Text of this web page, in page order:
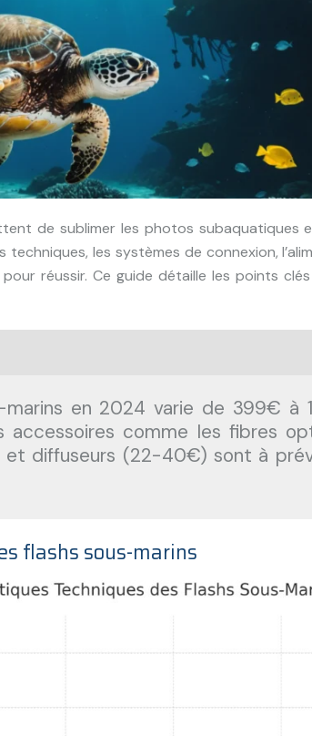
les systèmes de connexion,
réussir. Ce guide détaille les points
accessoires comme les fibres
diffuseurs (22-40€) sont à
flashs sous-marins